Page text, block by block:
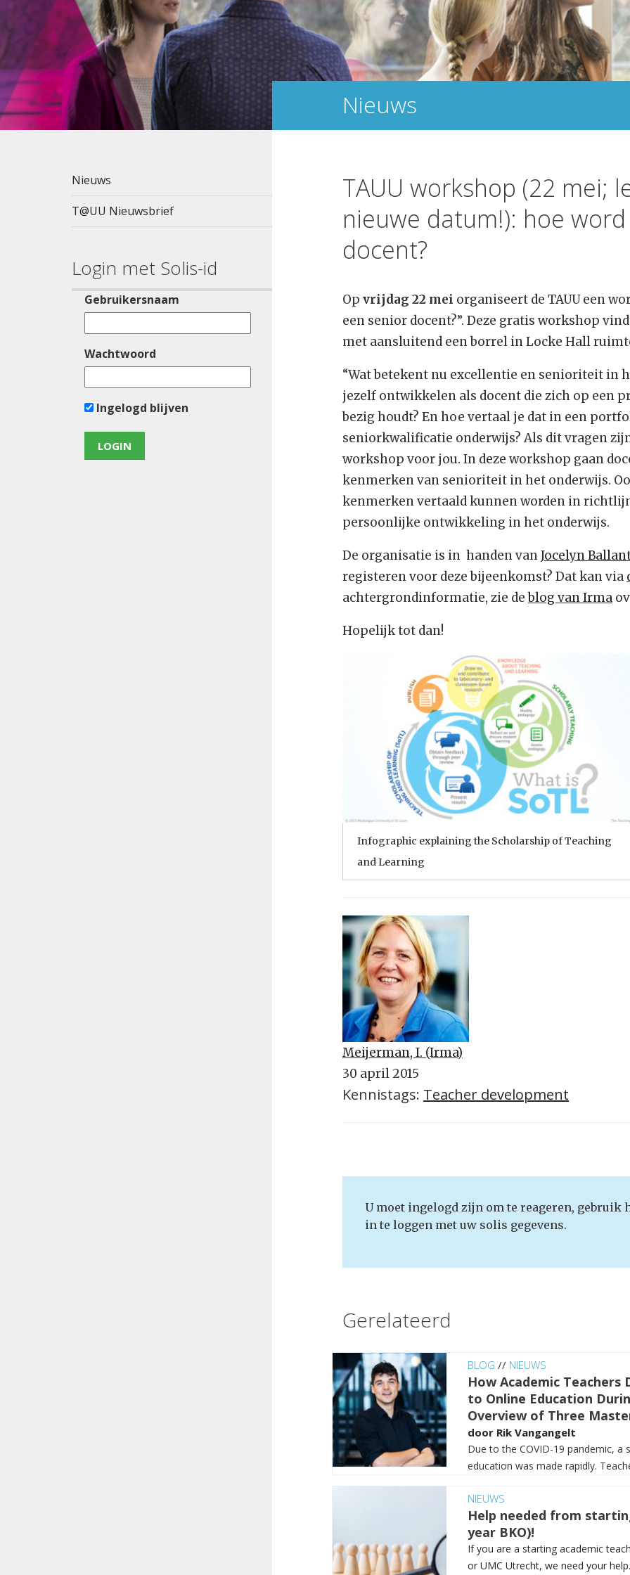
Nieuws
T@UU Nieuwsbrief
Login met Solis-id
Gebruikersnaam
Wachtwoord
Ingelogd blijven
Nieuws
TAUU workshop (22 mei;
nieuwe datum!): hoe
docent?
Op vrijdag 22 mei organiseert de TAUU een
een senior docent?”. Deze gratis workshop
met aansluitend een borrel in Locke Hall
“Wat betekent nu excellentie en senioriteit in
jezelf ontwikkelen als docent die zich op een
bezig houdt? En hoe vertaal je dat in een
seniorkwalificatie onderwijs? Als dit vragen
workshop voor jou. In deze workshop gaan
kenmerken van senioriteit in het onderwijs.
kenmerken vertaald kunnen worden in
persoonlijke ontwikkeling in het onderwijs.
De organisatie is in handen vanJocelyn
registeren voor deze bijeenkomst? Dat kan via
achtergrondinformatie, zie deblog van Irma
Hopelijk tot dan!
Infographic explaining the Scholarship of Teaching
and Learning
Meijerman, I. (Irma)
30 april 2015
Kennistags: Teacher development
U moet ingelogd zijn om te reageren,
in te loggen met uw solis gegevens.
Gerelateerd
BLOG // NIEUWS
How Academic
to Online Education
Overview of Three
door Rik Vangangelt
Due to the COVID-19 pandemic,
education was made rapidly.
NIEUWS
Help needed from
year BKO)!
If you are a starting academic
or UMC Utrecht, we need your